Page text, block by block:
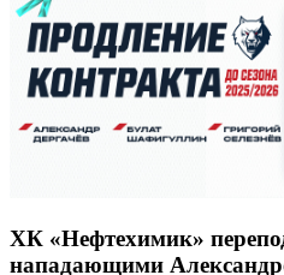
ХК «Нефтехимик»
нападающими